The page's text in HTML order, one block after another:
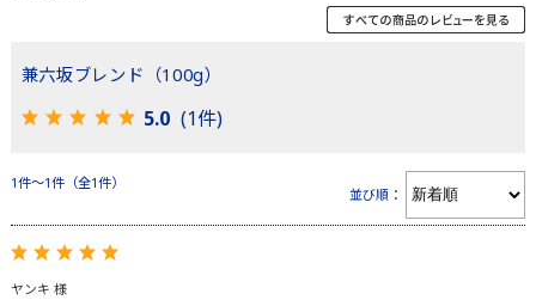
兼六坂ブレンド（100g）
5.0 (1件)
1件～1件（全1件）
並び順：
ヤンキ 様